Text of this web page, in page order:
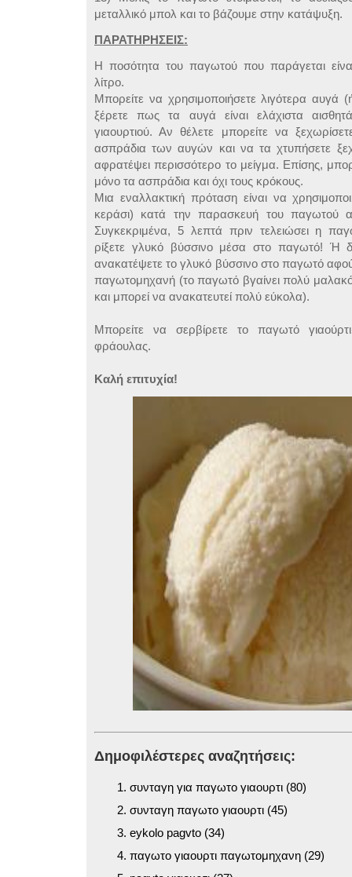
μεταλλικό μπολ και το βάζουμε στην κατάψυξη.
ΠΑΡΑΤΗΡΗΣΕΙΣ:
Η ποσότητα του παγωτού που παράγεται
λίτρο.
Μπορείτε να χρησιμοποιήσετε λιγότερα αυγά
ξέρετε πως τα αυγά είναι ελάχιστα
γιαουρτιού. Αν θέλετε μπορείτε να
ασπράδια των αυγών και να τα χτυπήσετε
αφρατέψει περισσότερο το μείγμα. Επίσης,
μόνο τα ασπράδια και όχι τους κρόκους.
Μια εναλλακτική πρόταση είναι να
κεράσι) κατά την παρασκευή του παγωτού
Συγκεκριμένα, 5 λεπτά πριν τελειώσει η
ρίξετε γλυκό βύσσινο μέσα στο παγωτό! Ή
ανακατέψετε το γλυκό βύσσινο στο παγωτό
παγωτομηχανή (το παγωτό βγαίνει πολύ
και μπορεί να ανακατευτεί πολύ εύκολα).
Μπορείτε να σερβίρετε το παγωτό
φράουλας.
Καλή επιτυχία!
Δημοφιλέστερες αναζητήσεις:
συνταγη για παγωτο γιαουρτι (80)
συνταγη παγωτο γιαουρτι (45)
eykolo pagvto (34)
παγωτο γιαουρτι παγωτομηχανη (29)